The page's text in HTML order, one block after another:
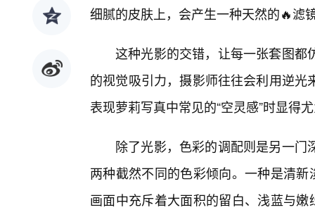
细腻的皮肤上，会产生一种天然的🔥滤
这种光影的交错，让每一张套图都
的视觉吸引力，摄影师往往会利用逆
表现萝莉写真中常见的“空灵感”时显得
除了光影，色彩的调配则是另一
两种截然不同的色彩倾向。一种是清
画面中充斥着大面积的留白、浅蓝与